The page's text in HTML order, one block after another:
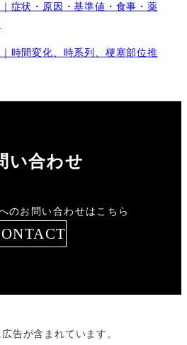
症状・原因・基準値・食事・薬
時間変化、時系列、梗塞部位推
い合わせ
のお問い合わせはこちら
告が含まれています。